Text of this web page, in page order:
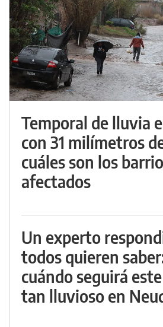
Temporal de lluvia
con 31 milímetros
cuáles son los
afectados
Un experto
todos quieren
cuándo seguirá
tan lluvioso en